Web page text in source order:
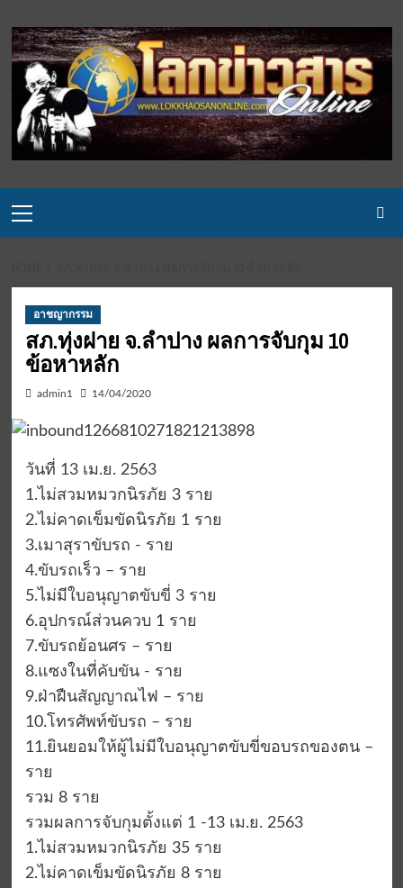
to
content
Menu
อาชญากรรม
สภ.ทุ่งฝาย จ.ลำปาง ผลการจับกุม ​10
ข้อหาหลัก
admin1 14/04/2020
วันที่ 13 เม.ย. 2563
1.ไม่สวมหมวกนิรภัย 3 ราย
2.ไม่คาดเข็มขัดนิรภัย 1 ราย
3.เมาสุราขับรถ -​ ราย
4.ขับรถเร็ว – ราย
5.ไม่มีใบอนุญาตขับขี่ 3 ราย
6.อุปกรณ์ส่วนควบ 1 ราย
7.ขับรถย้อนศร – ราย
8.แซงในที่คับขัน -​ ราย
9.ฝ่าฝืนสัญญาณไฟ – ราย
10.โทรศัพท์ขับรถ – ราย
11.ยินยอมให้ผู้ไม่มีใบอนุญาตขับขี่ขอบรถของตน –
ราย
รวม 8 ราย
รวมผลการจับกุมตั้งแต่ 1 -13 เม.ย. 2563
1.ไม่สวมหมวกนิรภัย 35 ราย
2.ไม่คาดเข็มขัดนิรภัย 8 ราย